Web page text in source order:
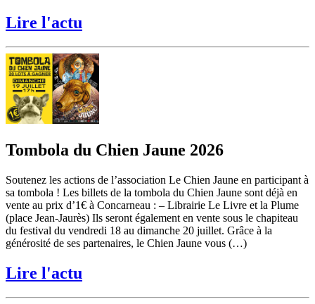
Lire l'actu
Tombola du Chien Jaune 2026
Soutenez les actions de l’association Le Chien Jaune en participant à
sa tombola ! Les billets de la tombola du Chien Jaune sont déjà en
vente au prix d’1€ à Concarneau : – Librairie Le Livre et la Plume
(place Jean-Jaurès) Ils seront également en vente sous le chapiteau
du festival du vendredi 18 au dimanche 20 juillet. Grâce à la
générosité de ses partenaires, le Chien Jaune vous (…)
Lire l'actu